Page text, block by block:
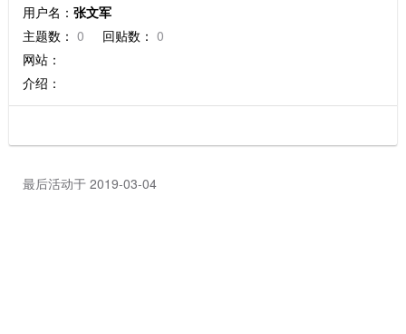
用户名： 张文军
主题数： 0 回贴数： 0
网站：
介绍：
最后活动于 2019-03-04